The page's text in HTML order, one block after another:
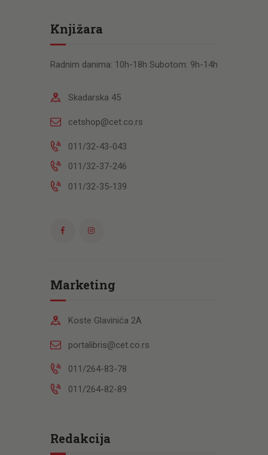
Knjižara
Radnim danima: 10h-18h Subotom: 9h-14h
Skadarska 45
cetshop@cet.co.rs
011/32-43-043
011/32-37-246
011/32-35-139
Marketing
Koste Glavinića 2A
portalibris@cet.co.rs
011/264-83-78
011/264-82-89
Redakcija